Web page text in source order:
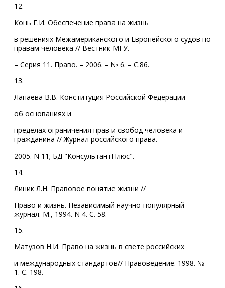
12.
Конь Г.И. Обеспечение права на жизнь
в решениях Межамериканского и Европейского судов по
правам человека // Вестник МГУ.
– Серия 11. Право. – 2006. – № 6. – С.86.
13.
Лапаева В.В. Конституция Российской Федерации
об основаниях и
пределах ограничения прав и свобод человека и
гражданина // Журнал российского права.
2005. N 11; БД "КонсультантПлюс".
14.
Линик Л.Н. Правовое понятие жизни //
Право и жизнь. Независимый научно-популярный
журнал. М., 1994. N 4. С. 58.
15.
Матузов Н.И. Право на жизнь в свете российских
и международных стандартов// Правоведение. 1998. №
1. С. 198.